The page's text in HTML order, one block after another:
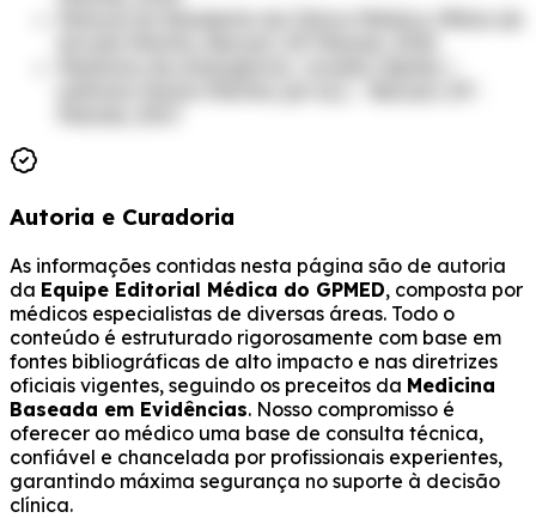
Autoria e Curadoria
As informações contidas nesta página são de autoria
da Equipe Editorial Médica do GPMED, composta por
médicos especialistas de diversas áreas. Todo o
conteúdo é estruturado rigorosamente com base em
fontes bibliográficas de alto impacto e nas diretrizes
oficiais vigentes, seguindo os preceitos da Medicina
Baseada em Evidências. Nosso compromisso é
oferecer ao médico uma base de consulta técnica,
confiável e chancelada por profissionais experientes,
garantindo máxima segurança no suporte à decisão
clínica.